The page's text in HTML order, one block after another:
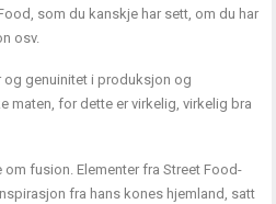
som du kanskje har sett, om du har
osv.
og genuinitet i produksjon og
maten, for dette er virkelig, virkelig bra
fusion. Elementer fra Street Food-
fra hans kones hjemland, satt